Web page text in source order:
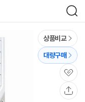
검
색
상품비교
대량구매
관
심